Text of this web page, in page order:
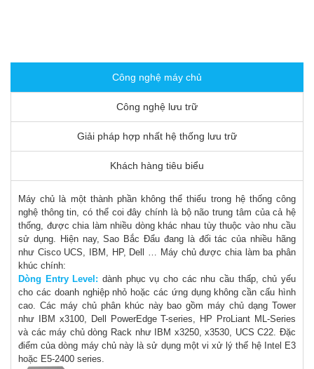
Công nghệ máy chủ
Công nghệ lưu trữ
Giải pháp hợp nhất hệ thống lưu trữ
Khách hàng tiêu biểu
Máy chủ là một thành phần không thể thiếu trong hệ thống công
nghệ thông tin, có thể coi đây chính là bộ não trung tâm của cả hệ
thống, được chia làm nhiều dòng khác nhau tùy thuộc vào nhu cầu
sử dụng. Hiện nay, Sao Bắc Đẩu đang là đối tác của nhiều hãng
như Cisco UCS, IBM, HP, Dell … Máy chủ được chia làm ba phân
khúc chính:
Dòng Entry Level: dành phục vụ cho các nhu cầu thấp, chủ yếu
cho các doanh nghiệp nhỏ hoặc các ứng dụng không cần cấu hình
cao. Các máy chủ phân khúc này bao gồm máy chủ dạng Tower
như IBM x3100, Dell PowerEdge T-series, HP ProLiant ML-Series
và các máy chủ dòng Rack như IBM x3250, x3530, UCS C22. Đặc
điểm của dòng máy chủ này là sử dụng một vi xử lý thế hệ Intel E3
hoặc E5-2400 series.